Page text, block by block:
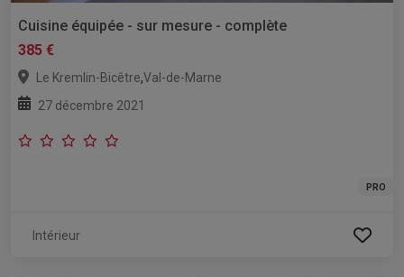
Cuisine équipée - sur mesure - complète
385 €
Le Kremlin-Bicêtre,Val-de-Marne
27 décembre 2021
PRO
Intérieur